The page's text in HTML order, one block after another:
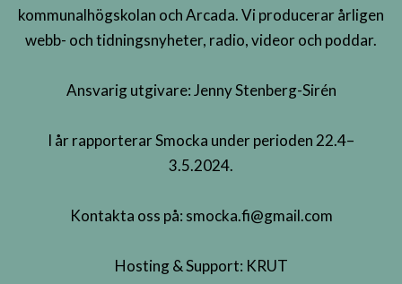
kommunalhögskolan och Arcada. Vi producerar årligen
webb- och tidningsnyheter, radio, videor och poddar.
Ansvarig utgivare: Jenny Stenberg-Sirén
I år rapporterar Smocka under perioden 22.4–
3.5.2024.
Kontakta oss på: smocka.fi@gmail.com
Hosting & Support: KRUT